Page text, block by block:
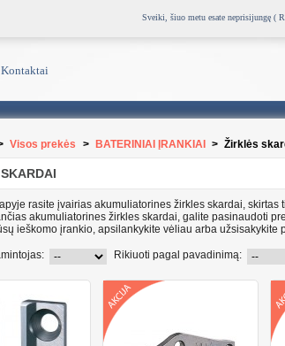
Sveiki, šiuo metu esate neprisijungę (
Kontaktai
Visos prekės > BATERINIAI ĮRANKIAI > Žirklės
rasite įvairias akumuliatorines žirkles skardai,
akumuliatorines žirkles skardai, galite pasinaudoti
ieškomo įrankio, apsilankykite vėliau arba
Rikiuoti pagal pavadinimą: